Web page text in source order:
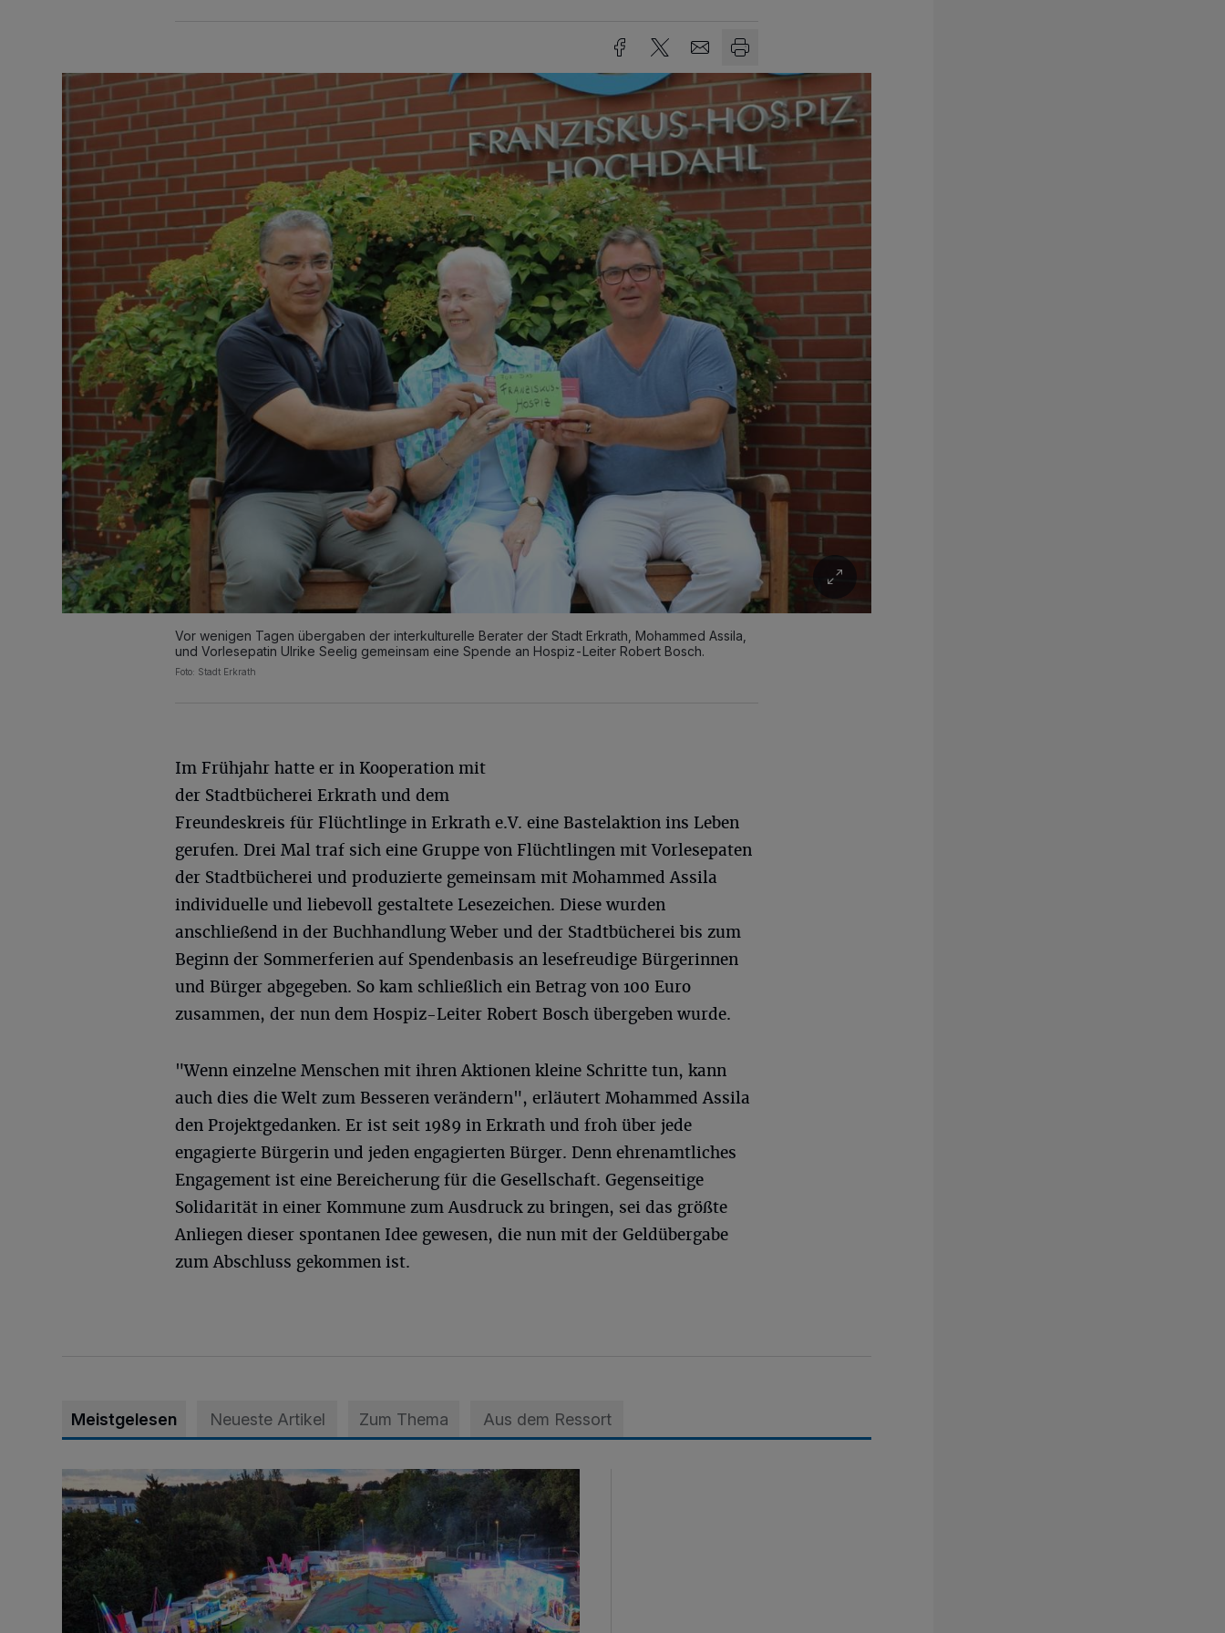
Vor wenigen Tagen übergaben der interkulturelle Berater der Stadt Erkrath, Mohammed Assila,
und Vorlesepatin Ulrike Seelig gemeinsam eine Spende an Hospiz-Leiter Robert Bosch.
Foto: Stadt Erkrath
Im Frühjahr hatte er in Kooperation mit
der Stadtbücherei Erkrath und dem
Freundeskreis für Flüchtlinge in Erkrath e.V. eine Bastelaktion ins Leben
gerufen. Drei Mal traf sich eine Gruppe von Flüchtlingen mit Vorlesepaten
der Stadtbücherei und produzierte gemeinsam mit Mohammed Assila
individuelle und liebevoll gestaltete Lesezeichen. Diese wurden
anschließend in der Buchhandlung Weber und der Stadtbücherei bis zum
Beginn der Sommerferien auf Spendenbasis an lesefreudige Bürgerinnen
und Bürger abgegeben. So kam schließlich ein Betrag von 100 Euro
zusammen, der nun dem Hospiz-Leiter Robert Bosch übergeben wurde.
"Wenn einzelne Menschen mit ihren Aktionen kleine Schritte tun, kann
auch dies die Welt zum Besseren verändern", erläutert Mohammed Assila
den Projektgedanken. Er ist seit 1989 in Erkrath und froh über jede
engagierte Bürgerin und jeden engagierten Bürger. Denn ehrenamtliches
Engagement ist eine Bereicherung für die Gesellschaft. Gegenseitige
Solidarität in einer Kommune zum Ausdruck zu bringen, sei das größte
Anliegen dieser spontanen Idee gewesen, die nun mit der Geldübergabe
zum Abschluss gekommen ist.
Meistgelesen Neueste Artikel Zum Thema Aus dem Ressort
Vier Tage mit vollem Programm